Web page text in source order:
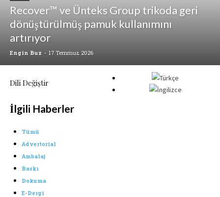
Recover™ ve Ünteks Group trikoda geri
dönüştürülmüş pamuk kullanımını
artırıyor
Engin Buz - 17 Temmuz 2026
Dili Değiştir
İlgili Haberler
Tümü
Advertorial
Ambalaj
Baskı
Dokuma
E-Dergi